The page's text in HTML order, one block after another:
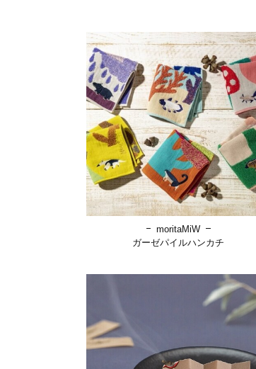
moritaMiW
ガーゼパイルハンカチ